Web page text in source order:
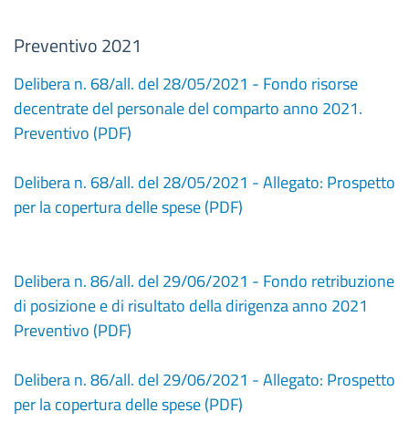
Preventivo 2021
Delibera n. 68/all. del 28/05/2021 - Fondo risorse
decentrate del personale del comparto anno 2021.
Preventivo (PDF)
Delibera n. 68/all. del 28/05/2021 - Allegato: Prospetto
per la copertura delle spese (PDF)
Delibera n. 86/all. del 29/06/2021 - Fondo retribuzione
di posizione e di risultato della dirigenza anno 2021
Preventivo (PDF)
Delibera n. 86/all. del 29/06/2021 - Allegato: Prospetto
per la copertura delle spese (PDF)